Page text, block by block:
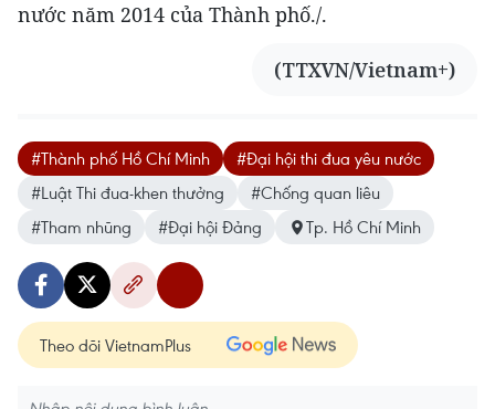
nước năm 2014 của Thành phố./.
(TTXVN/Vietnam+)
#Thành phố Hồ Chí Minh
#Đại hội thi đua yêu nước
#Luật Thi đua-khen thưởng
#Chống quan liêu
#Tham nhũng
#Đại hội Đảng Tp. Hồ Chí Minh
Theo dõi VietnamPlus